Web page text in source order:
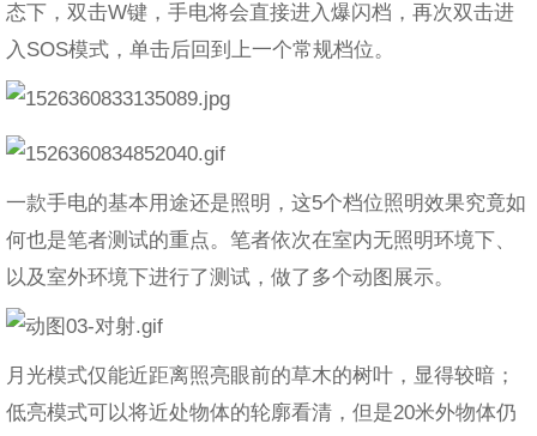
态下，双击W键，手电将会直接进入爆闪档，再次双击进
入SOS模式，单击后回到上一个常规档位。
一款手电的基本用途还是照明，这5个档位照明效果究竟如
何也是笔者测试的重点。笔者依次在室内无照明环境下、
以及室外环境下进行了测试，做了多个动图展示。
月光模式仅能近距离照亮眼前的草木的树叶，显得较暗；
低亮模式可以将近处物体的轮廓看清，但是20米外物体仍